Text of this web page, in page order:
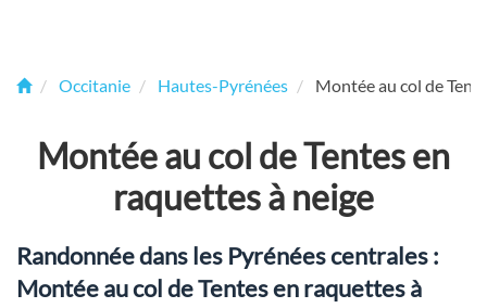
Occitanie Hautes-Pyrénées Montée au col de
Montée au col de Tentes en
raquettes à neige
Randonnée dans les Pyrénées centrales :
Montée au col de Tentes en raquettes à